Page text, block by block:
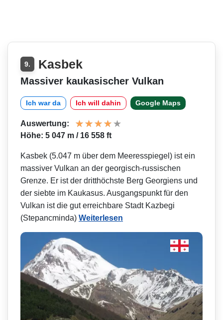
9. Kasbek
Massiver kaukasischer Vulkan
Ich war da Ich will dahin Google Maps
Auswertung:
Höhe: 5 047 m / 16 558 ft
Kasbek (5.047 m über dem Meeresspiegel) ist ein
massiver Vulkan an der georgisch-russischen
Grenze. Er ist der dritthöchste Berg Georgiens und
der siebte im Kaukasus. Ausgangspunkt für den
Vulkan ist die gut erreichbare Stadt Kazbegi
(Stepancminda) Weiterlesen